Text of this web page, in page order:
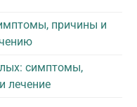
причины и
симптомы,
лечение